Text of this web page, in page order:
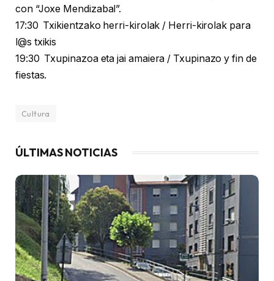
con “Joxe Mendizabal”.
17:30 Txikientzako herri-kirolak / Herri-kirolak para
l@s txikis
19:30 Txupinazoa eta jai amaiera / Txupinazo y fin de
fiestas.
Cultura
ÚLTIMAS NOTICIAS